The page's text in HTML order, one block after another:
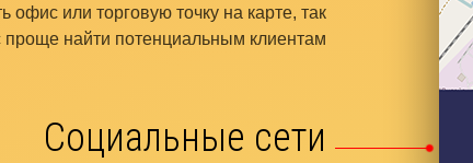
офис или торговую точку на карте, так
проще найти потенциальным клиентам
Социальные сети